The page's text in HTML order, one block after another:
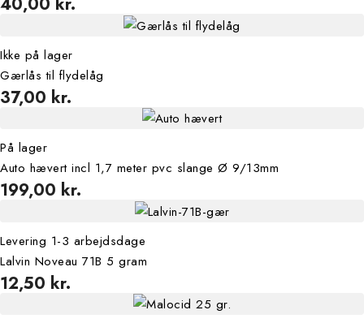
Ikke på lager
Gærlås til flydelåg
37,00 kr.
På lager
Auto hævert incl 1,7 meter pvc slange Ø 9/13mm
199,00 kr.
Levering 1-3 arbejdsdage
Lalvin Noveau 71B 5 gram
12,50 kr.